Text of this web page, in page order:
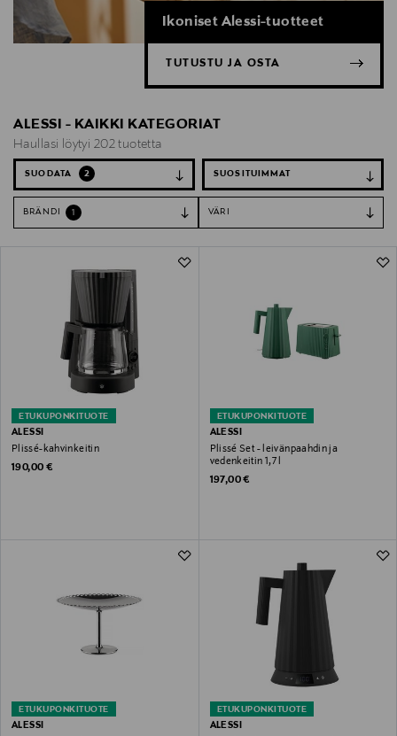
Ikoniset Alessi-tuotteet
TUTUSTU JA OSTA
ALESSI - KAIKKI KATEGORIAT
Haullasi löytyi 202 tuotetta
SUODATA 2
BRÄNDI 1 VÄRI
ETUKUPONKITUOTE
ALESSI
Plissé-kahvinkeitin
Original Price
190,00 €
ETUKUPONKITUOTE
ALESSI
Plissé Set - leivänpaahdin ja
vedenkeitin 1,7 l
Original Price
197,00 €
ETUKUPONKITUOTE
ALESSI
ETUKUPONKITUOTE
ALESSI